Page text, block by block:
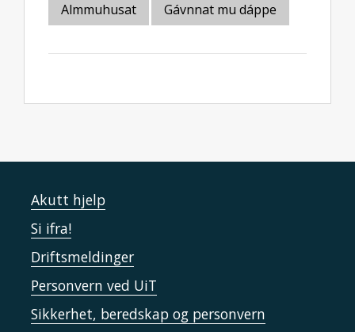
Almmuhusat
Gávnnat mu dáppe
Akutt hjelp
Si ifra!
Driftsmeldinger
Personvern ved UiT
Sikkerhet, beredskap og personvern